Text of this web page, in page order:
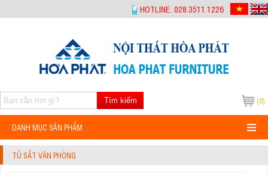
HOTLINE: 028.3511.1226
(0)
Tìm kiếm
DANH MỤC SẢN PHẨM
TỦ SẮT VĂN PHÒNG